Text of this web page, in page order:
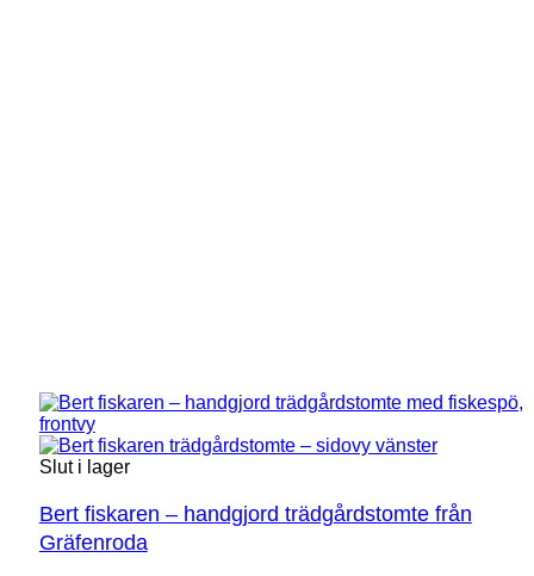
Slut i lager
Bert fiskaren – handgjord trädgårdstomte från
Gräfenroda